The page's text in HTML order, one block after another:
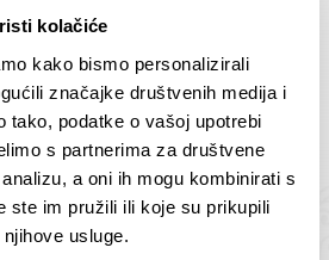
kolačiće
kako bismo personalizirali
značajke društvenih medija i
tako, podatke o vašoj upotrebi
s partnerima za društvene
a oni ih mogu kombinirati s
ste im pružili ili koje su prikupili
usluge.
2
€Raspon
cijena:
od
75,00 €
138,00 €
Antarktika – krajolik
2
75,00€ – 138,00€Raspon
cijena:
od
ODABERI OPCIJE